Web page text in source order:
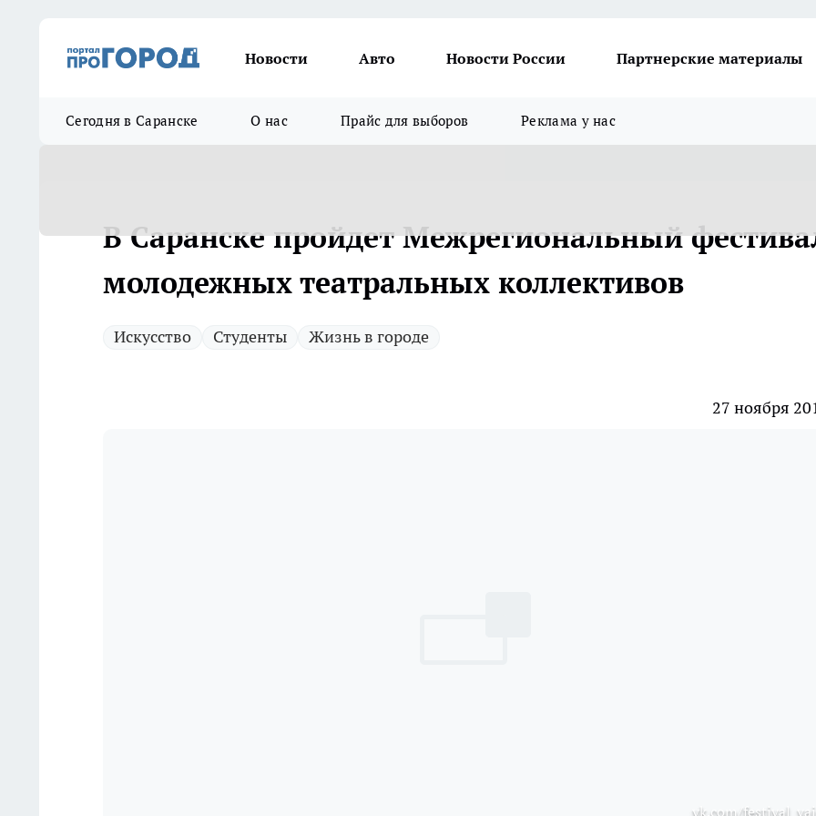
Новости Авто Новости России Партнерские материалы
Сегодня в Саранске О нас Прайс для выборов Реклама у нас
В Саранске пройдет Межрегиональный
молодежных театральных коллективов
Искусство Студенты Жизнь в городе
27 ноября
vk.com/